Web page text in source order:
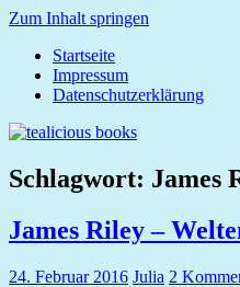
Zum Inhalt springen
tealicious
books
Startseite
Impressum
Datenschutzerklärung
Schlagwort: James
James Riley –
24. Februar 2016 Julia 2